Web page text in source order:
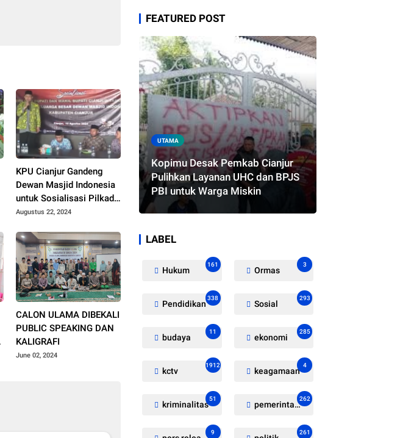
KPU Cianjur Gandeng
Dewan Masjid Indonesia
untuk Sosialisasi Pilkada
2024
Augustus 22, 2024
CALON ULAMA DIBEKALI
PUBLIC SPEAKING DAN
KALIGRAFI
June 02, 2024
FEATURED POST
UTAMA
Kopimu Desak Pemkab Cianjur
Pulihkan Layanan UHC dan BPJS
PBI untuk Warga Miskin
LABEL
Hukum
161
Ormas
3
Pendidikan
338
Sosial
293
budaya
11
ekonomi
285
kctv
1912
keagamaan
4
kriminalitas
51
pemerintahan
262
9 261